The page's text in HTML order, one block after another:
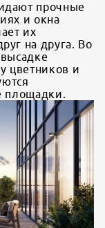
прочные
и окна
их
на друга. Во
цветников и
площадки.